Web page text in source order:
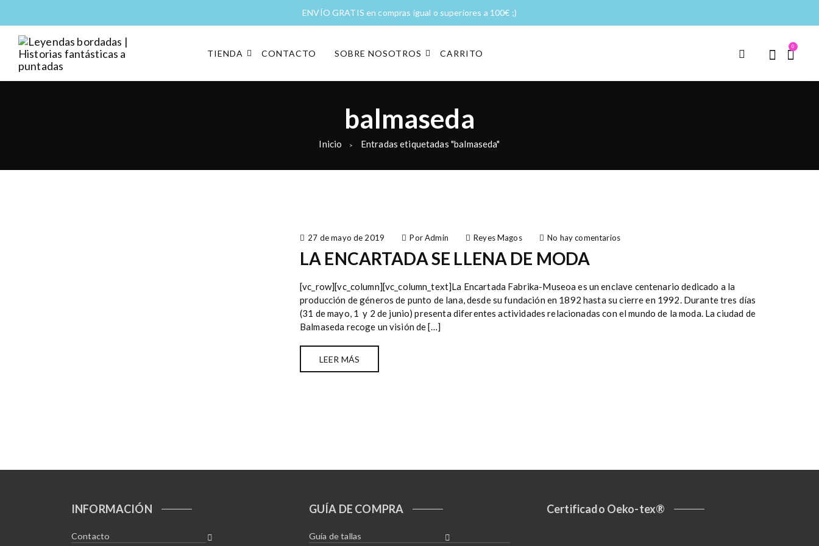
ENVÍO GRATIS en compras igual o superiores a 100€ ;)
Leyendas bordadas |
Moda y complementos
TIENDA CONTACTO SOBRE NOSOTROS CARRITO
0
balmaseda
Inicio > Entradas etiquetadas "balmaseda"
27 de mayo de 2019 Por Admin Reyes Magos No hay comentarios
LA ENCARTADA SE LLENA DE MODA
[vc_row][vc_column][vc_column_text]La Encartada Fabrika-Museoa es un enclave centenario dedicado a la
producción de géneros de punto de lana, desde su fundación en 1892 hasta su cierre en 1992. Durante tres días
(31 de mayo, 1 y 2 de junio) presenta diferentes actividades relacionadas con el mundo de la moda. La ciudad de
Balmaseda recoge un visión de […]
LEER MÁS
INFORMACIÓN
Contacto
GUÍA DE COMPRA
Guía de tallas
Certificado Oeko-tex®